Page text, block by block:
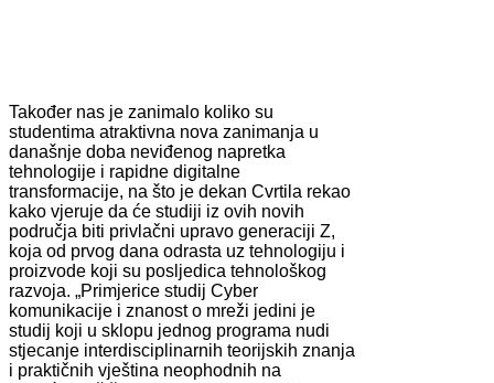
Također nas je zanimalo koliko su
studentima atraktivna nova zanimanja u
današnje doba neviđenog napretka
tehnologije i rapidne digitalne
transformacije, na što je dekan Cvrtila rekao
kako vjeruje da će studiji iz ovih novih
područja biti privlačni upravo generaciji Z,
koja od prvog dana odrasta uz tehnologiju i
proizvode koji su posljedica tehnološkog
razvoja. „Primjerice studij Cyber
komunikacije i znanost o mreži jedini je
studij koji u sklopu jednog programa nudi
stjecanje interdisciplinarnih teorijskih znanja
i praktičnih vještina neophodnih na